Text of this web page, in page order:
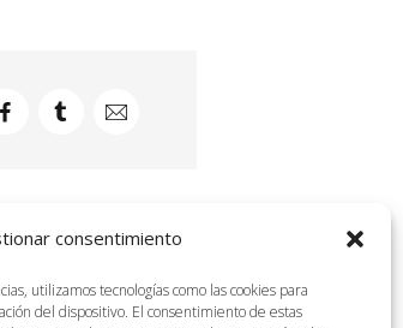
consentimiento
utilizamos tecnologías como las cookies para
del dispositivo. El consentimiento de estas